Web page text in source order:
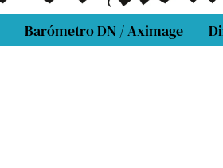
Barómetro DN / Aximage